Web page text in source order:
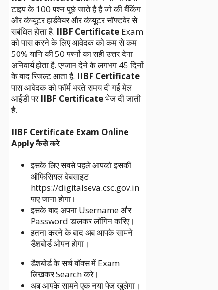
टाइप के 100 पश्न पूछे जाते है है जो की बैंकिंग
और कंप्यूटर हार्डवेयर और कंप्यूटर सॉफ्टवेर से
सबंधित होता है. IIBF Certificate Exam
को पास करने के लिए आवेदक को कम से कम
50% यानि की 50 पर्श्नो का सही उत्तर देना
अनिवार्य होता है. एग्जाम देने के लगभग 45 दिनों
के बाद रिजल्ट आता है. IIBF Certificate
पास आवेदक को फॉर्म भरते समय दी गई मेल
आईडी पर IIBF Certificateभेज दी जाती
है.
IIBF Certificate Exam Online
Apply कैसे करे
इसके लिए सबसे पहले आपको इसकी
ऑफिसियल वेबसाइट
https://digitalseva.csc.gov.in
पाए जाना होगा।
इसके बाद अपना Username और
Password डालकर लॉगिन करिए।
इतना करने के बाद अब आपके सामने
डैशबोर्ड ओपन होगा।
डैशबोर्ड के सर्च बॉक्स में Exam
लिखकर Search करे।
अब आपके सामने एक नया पेज खुलेगा।